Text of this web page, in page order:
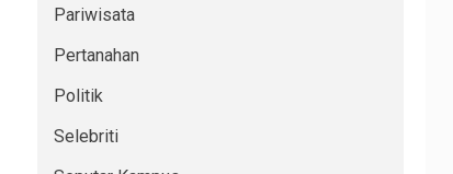
Pariwisata
Pertanahan
Politik
Selebriti